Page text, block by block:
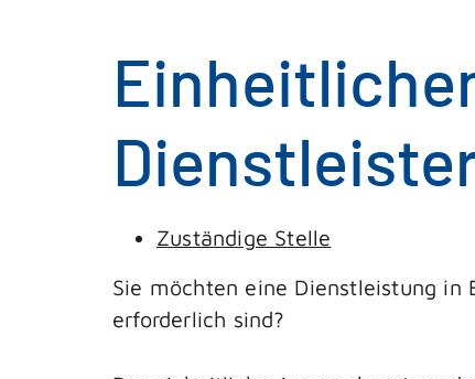
Zuständige Stelle
Sie möchten eine Dienstleistung
erforderlich sind?